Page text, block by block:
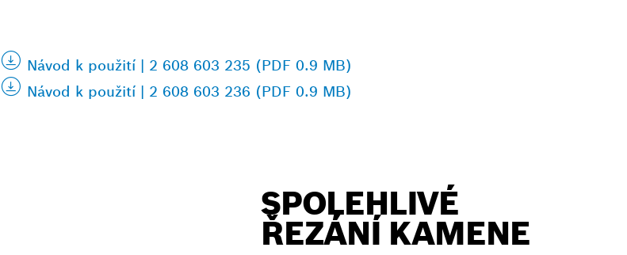
Návod k použití | 2 608 603 235 (PDF 0.9 MB)
Návod k použití | 2 608 603 236 (PDF 0.9 MB)
SPOLEHLIVÉ
ŘEZÁNÍ KAMENE